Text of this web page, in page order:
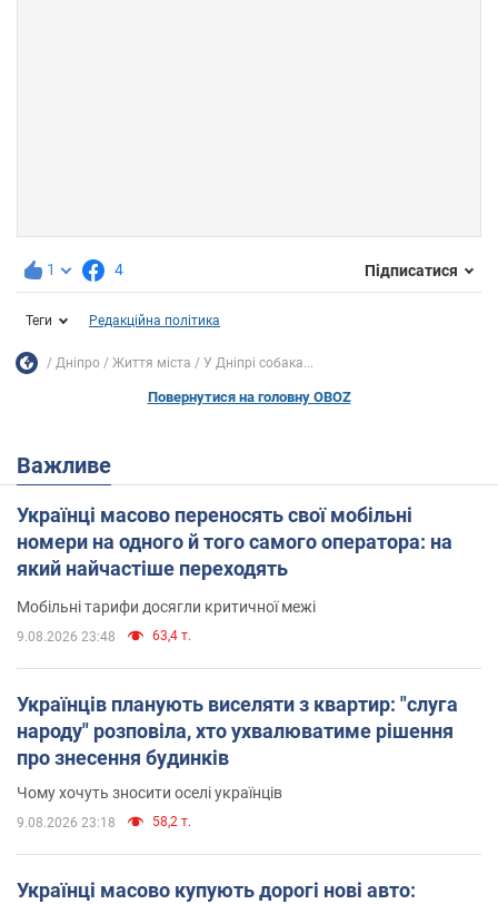
1 4 Підписатися
Теги Редакційна політика
Дніпро Життя міста У Дніпрі собака...
Повернутися на головну OBOZ
Важливе
Українці масово переносять свої мобільні
номери на одного й того самого оператора: на
який найчастіше переходять
Мобільні тарифи досягли критичної межі
9.08.2026 23:48 63,4 т.
Українців планують виселяти з квартир: "слуга
народу" розповіла, хто ухвалюватиме рішення
про знесення будинків
Чому хочуть зносити оселі українців
9.08.2026 23:18 58,2 т.
Українці масово купують дорогі нові авто: